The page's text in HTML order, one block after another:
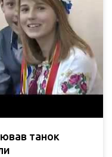
танок